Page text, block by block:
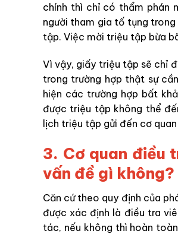
chính thì chỉ có thẩm phán
người tham gia tố tụng
tập. Việc mời triệu tập bừa
Vì vậy, giấy triệu tập sẽ chỉ
trong trường hợp thật sự
hiện các trường hợp bất
được triệu tập không thể
lịch triệu tập gửi đến cơ
3. Cơ quan điều
vấn đề gì không?
Căn cứ theo quy định của
được xác định là điều tra
tác, nếu không thì hoàn